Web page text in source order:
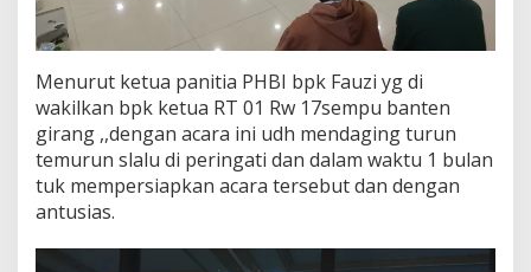
Menurut ketua panitia PHBI bpk Fauzi yg di
wakilkan bpk ketua RT 01 Rw 17sempu banten
girang ,,dengan acara ini udh mendaging turun
temurun slalu di peringati dan dalam waktu 1 bulan
tuk mempersiapkan acara tersebut dan dengan
antusias.